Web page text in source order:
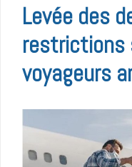
Levée des
restrictions
voyageurs